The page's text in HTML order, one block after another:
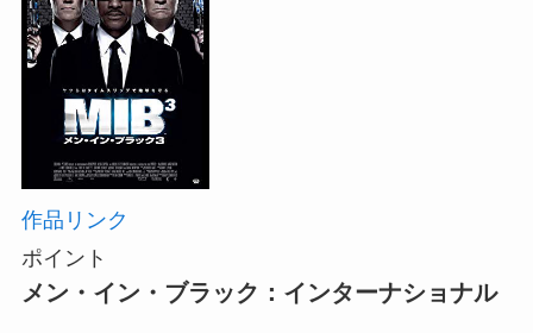
作品リンク
ポイント
メン・イン・ブラック：インターナショナル